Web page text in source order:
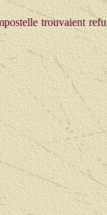
trouvaient